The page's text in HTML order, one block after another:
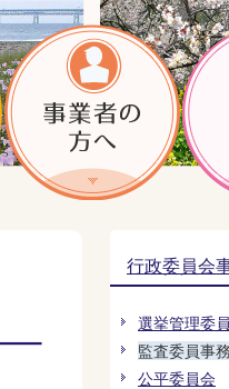
行政委員会
選挙管理委
監査委員事
公平委員会